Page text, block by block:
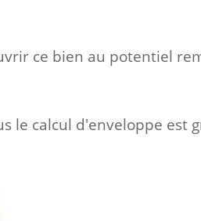
ce bien au potentiel
le calcul d'enveloppe est